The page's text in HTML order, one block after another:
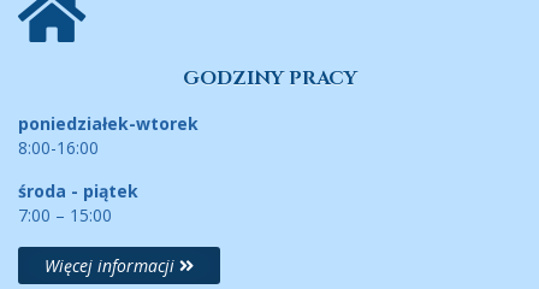
GODZINY PRACY
poniedziałek-wtorek
8:00-16:00
środa - piątek
7:00 – 15:00
Więcej informacji